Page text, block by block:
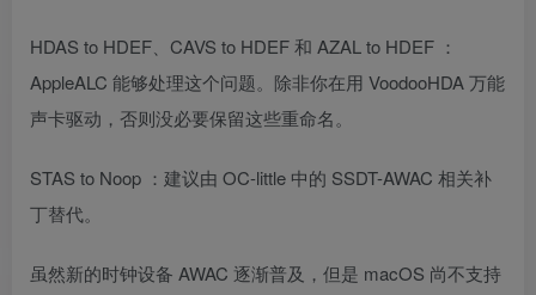
HDAS to HDEF、CAVS to HDEF 和 AZAL to HDEF ：
AppleALC 能够处理这个问题。除非你在用 VoodooHDA 万能
声卡驱动，否则没必要保留这些重命名。
STAS to Noop ：建议由 OC-little 中的 SSDT-AWAC 相关补
丁替代。
虽然新的时钟设备 AWAC 逐渐普及，但是 macOS 尚不支持